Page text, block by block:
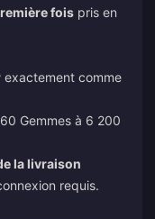
fois pris en
exactement comme
Gemmes à 6 200
la livraison
requis.